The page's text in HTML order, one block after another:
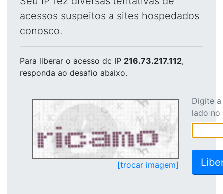
acessos suspeitos a sites hospedados
conosco.
Para liberar o acesso do IP 216.73.217.112,
responda ao desafio abaixo.
[trocar imagem]
Digite
lado no